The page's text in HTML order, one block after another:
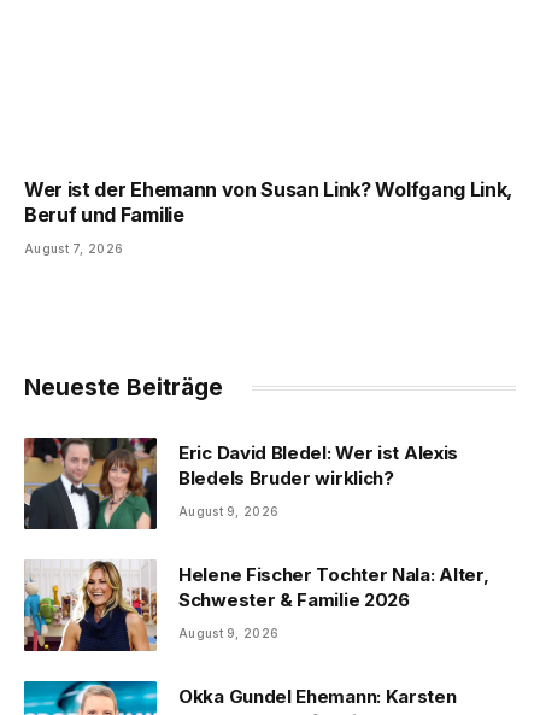
Wer ist der Ehemann von Susan Link? Wolfgang Link,
Beruf und Familie
August 7, 2026
Neueste Beiträge
Eric David Bledel: Wer ist Alexis
Bledels Bruder wirklich?
August 9, 2026
Helene Fischer Tochter Nala: Alter,
Schwester & Familie 2026
August 9, 2026
Okka Gundel Ehemann: Karsten